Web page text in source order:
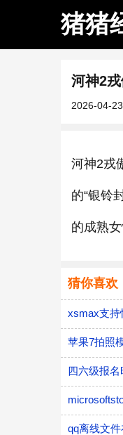
猪猪
河神2
2026-04-
河神2戎
的“银铃
的成熟
猜你喜欢
xsmax支持
苹果7拍照
四六级报名
qq离线文